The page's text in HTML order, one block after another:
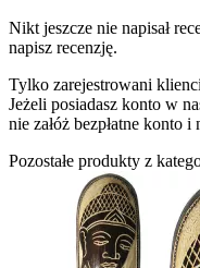
Nikt jeszcze nie napisał
napisz recenzję.
Tylko zarejestrowani
Jeżeli posiadasz konto w
nie załóż bezpłatne konto i
Pozostałe produkty z